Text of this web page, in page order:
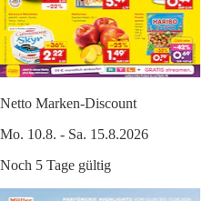
Netto Marken-Discount
Mo. 10.8. - Sa. 15.8.2026
Noch 5 Tage gültig